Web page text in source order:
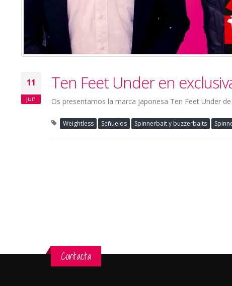
11
jun
Ten Feet Under en
Os presentamos la marca japonesa Ten Feet Under
Weightless Señuelos Spinnerbait y buzzerbaits
Contacta